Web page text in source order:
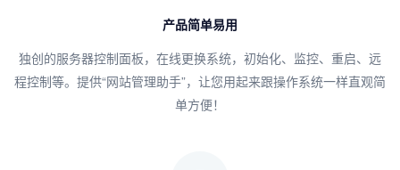
产品简单易用
独创的服务器控制面板，在线更换系统，初始化、监控、重启、远
程控制等。提供“网站管理助手”，让您用起来跟操作系统一样直观简
单方便！